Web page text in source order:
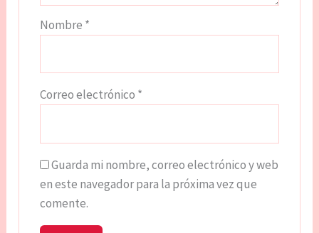
Nombre *
Correo electrónico *
Guarda mi nombre, correo electrónico y web
en este navegador para la próxima vez que
comente.